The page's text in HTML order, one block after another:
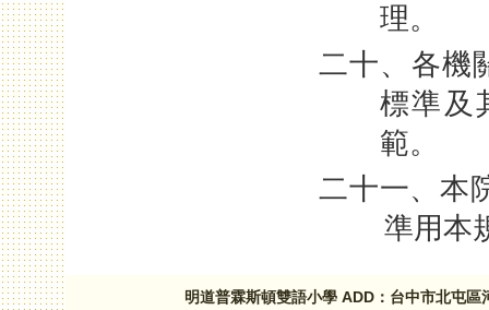
理。
二十、各機
標準及
範。
二十一、本
準用本
明道普霖斯頓雙語小學 ADD：台中市北屯